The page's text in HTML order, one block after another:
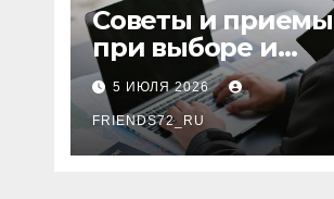
Советы и приемы
при выборе и
бронировании
авиабилетов
5 ИЮЛЯ 2026
FRIENDS72_RU